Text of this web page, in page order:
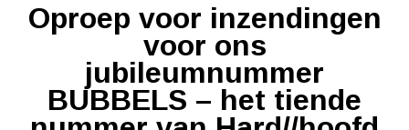
Oproep voor inzendingen
voor ons
jubileumnummer
BUBBELS – het tiende